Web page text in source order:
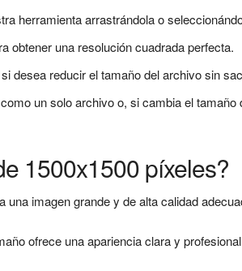
herramienta arrastrándola o
obtener una resolución cuadrada perfecta.
desea reducir el tamaño del archivo sin
un solo archivo o, si cambia el tamaño
1500x1500 píxeles?
imagen grande y de alta calidad
ofrece una apariencia clara y